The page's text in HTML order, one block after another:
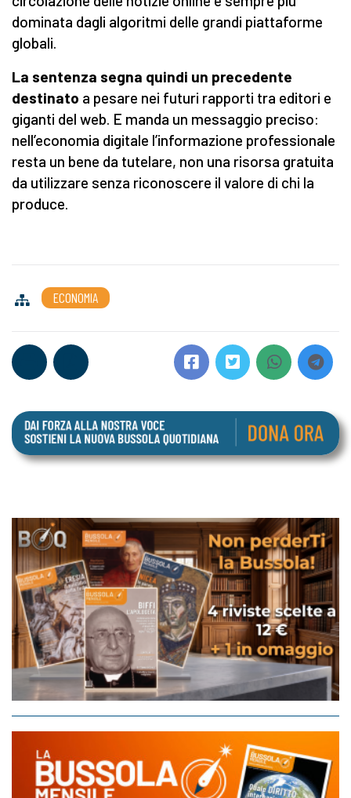
dominata dagli algoritmi delle grandi piattaforme
globali.
La sentenza segna quindi un precedente
destinato a pesare nei futuri rapporti tra editori e
giganti del web. E manda un messaggio preciso:
nell’economia digitale l’informazione professionale
resta un bene da tutelare, non una risorsa gratuita
da utilizzare senza riconoscere il valore di chi la
produce.
ECONOMIA